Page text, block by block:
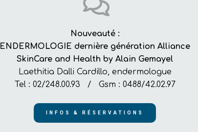
Nouveauté :
ENDERMOLOGIE dernière génération Alliance
SkinCare and Health by Alain Gemayel
Laethitia Dalli Cardillo, endermologue
Tel : 02/248.00.93 / Gsm : 0488/42.02.97
INFOS & RÉSERVATIONS
ESPACEMEDI WATERLOO
Chaussée de Bruxelles n°325 - 1410 Waterloo
TEL : +32 02/248.00.93